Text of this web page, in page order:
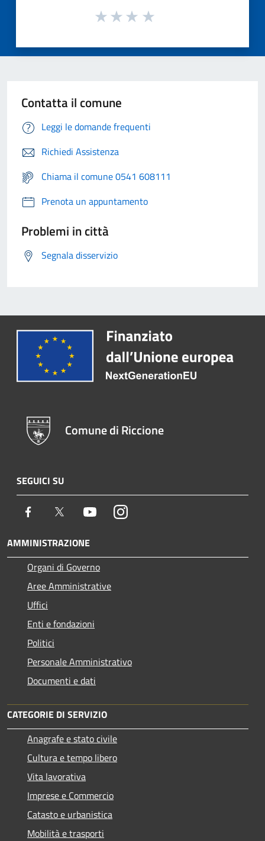
Contatta il comune
Leggi le domande frequenti
Richiedi Assistenza
Chiama il comune 0541 608111
Prenota un appuntamento
Problemi in città
Segnala disservizio
Comune di Riccione
SEGUICI SU
Facebook Twitter YoutubeInstagram
AMMINISTRAZIONE
Organi di Governo
Aree Amministrative
Uffici
Enti e fondazioni
Politici
Personale Amministrativo
Documenti e dati
CATEGORIE DI SERVIZIO
Anagrafe e stato civile
Cultura e tempo libero
Vita lavorativa
Imprese e Commercio
Catasto e urbanistica
Mobilità e trasporti